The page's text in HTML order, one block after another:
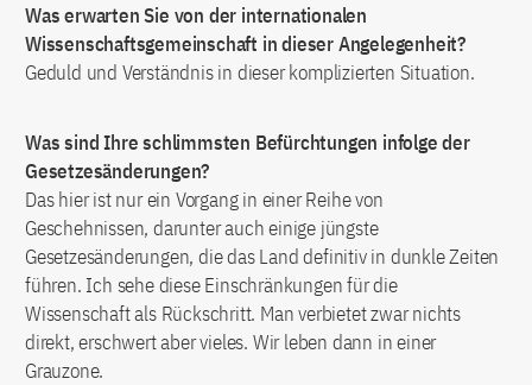
Was erwarten Sie von der internationalen
Wissenschaftsgemeinschaft in dieser Angelegenheit?
Geduld und Verständnis in dieser komplizierten Situation.
Was sind Ihre schlimmsten Befürchtungen infolge der
Gesetzesänderungen?
Das hier ist nur ein Vorgang in einer Reihe von
Geschehnissen, darunter auch einige jüngste
Gesetzesänderungen, die das Land definitiv in dunkle Zeiten
führen. Ich sehe diese Einschränkungen für die
Wissenschaft als Rückschritt. Man verbietet zwar nichts
direkt, erschwert aber vieles. Wir leben dann in einer
Grauzone.